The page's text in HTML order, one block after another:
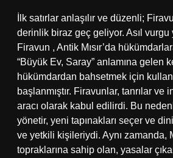
İlk satırlar anlaşılır ve düzenli;
derinlik biraz geç geliyor. Asıl vurgu
Firavun , Antik Mısır’da
“Büyük Ev, Saray” anlamına gelen
hükümdardan bahsetmek için
başlanmıştır. Firavunlar, tanrılar ve
aracı olarak kabul edilirdi. Bu
yönetir, yeni tapınakları seçer ve
ve yetkili kişileriydi. Aynı zamanda,
topraklarına sahip olan, yasalar